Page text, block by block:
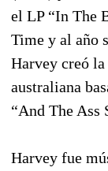
el LP “In The
Time y al año
Harvey creó
australiana
“And The Ass
Harvey fue